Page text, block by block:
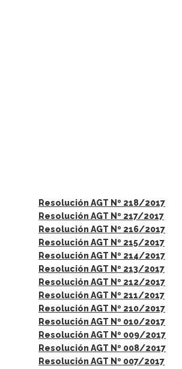
Resolución AGT Nº 218/2017
Resolución AGT Nº 217/2017
Resolución AGT Nº 216/2017
Resolución AGT Nº 215/2017
Resolución AGT Nº 214/2017
Resolución AGT Nº 213/2017
Resolución AGT Nº 212/2017
Resolución AGT Nº 211/2017
Resolución AGT Nº 210/2017
Resolución AGT Nº 010/2017
Resolución AGT Nº 009/2017
Resolución AGT Nº 008/2017
Resolución AGT Nº 007/2017